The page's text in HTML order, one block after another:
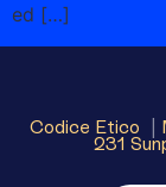
ed […]
Codice Etico |
231